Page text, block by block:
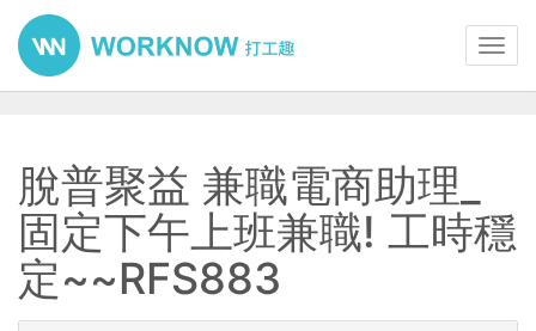
脫普聚益 兼職電商助理_
固定下午上班兼職! 工時穩
定~~RFS883